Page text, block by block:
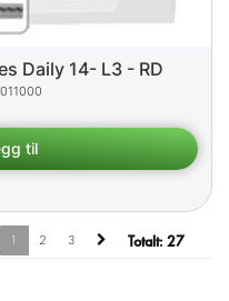
Daily 14- L3 - RD
1 2 3 Totalt: 27